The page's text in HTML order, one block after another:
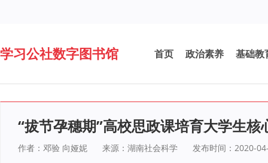
学习公社数字图书馆 首页 政治素养 基础教
“拔节孕穗期”高校思政课培育大学生核
作者：邓验 向娅妮 来源：湖南社会科学 发布时间：2020-